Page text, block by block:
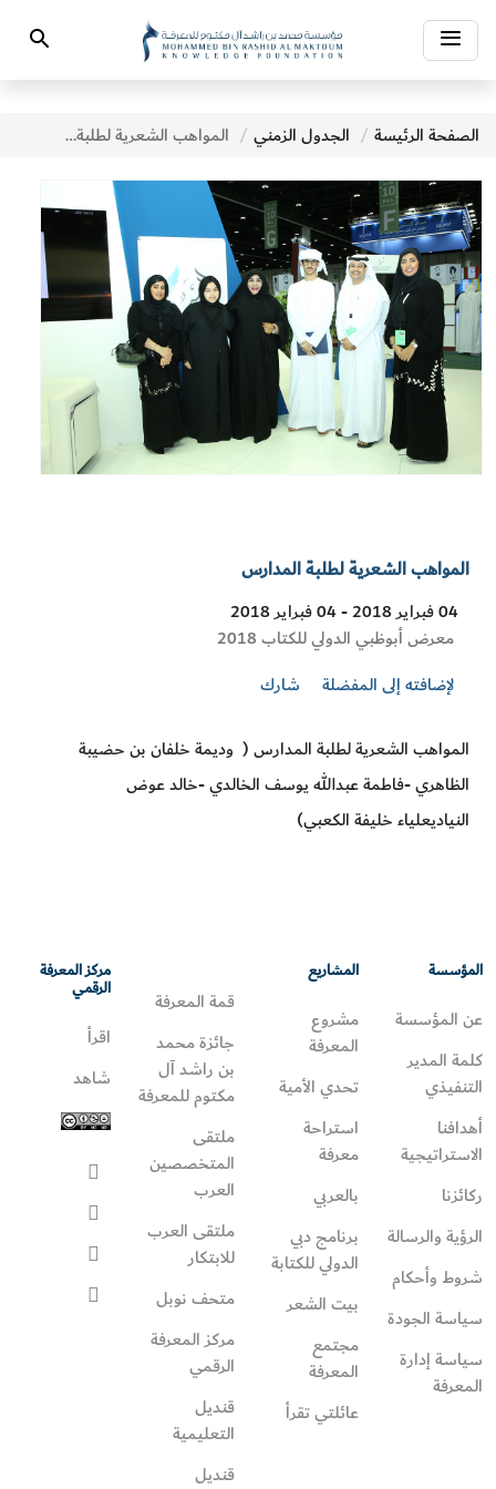
Toggle
navigation
Search
الصفحة الرئيسة الجدول الزمني المواهب الشعرية لطلبة المدارس
المواهب الشعرية لطلبة المدارس
04 فبراير 2018 - 04 فبراير 2018
Visit
معرض أبوظبي الدولي للكتاب 2018
لإضافته إلى المفضلة
شارك
المواهب الشعرية لطلبة المدارس ( وديمة خلفان بن حضيبة
الظاهري -فاطمة عبدالله يوسف الخالدي -خالد عوض
النياديعلياء خليفة الكعبي)
المؤسسة
عن المؤسسة
كلمة المدير
التنفيذي
أهدافنا
الاستراتيجية
ركائزنا
الرؤية والرسالة
شروط وأحكام
سياسة الجودة
سياسة إدارة
المعرفة
المشاريع
مشروع
المعرفة
تحدي الأمية
استراحة
معرفة
بالعربي
برنامج دبي
الدولي للكتابة
بيت الشعر
مجتمع
المعرفة
عائلتي تقرأ‎
قمة المعرفة
جائزة محمد
بن راشد آل
مكتوم للمعرفة
ملتقى
المتخصصين
العرب
ملتقى العرب
للابتكار
متحف نوبل
مركز المعرفة
الرقمي
قنديل
التعليمية
قنديل
مركز المعرفة
الرقمي
اقرأ
شاهد